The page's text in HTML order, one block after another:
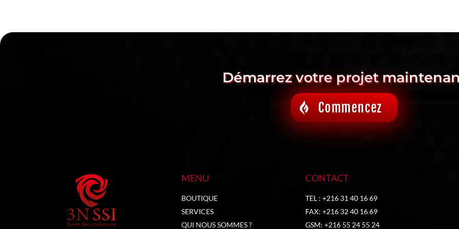
Démarrez votre projet
Commencez
MENU
BOUTIQUE
SERVICES
QUI NOUS SOMMES ?
CONTACT
TEL : +216 31 40 16 69
FAX: +216 32 40 16 69
GSM: +216 55 24 55 24